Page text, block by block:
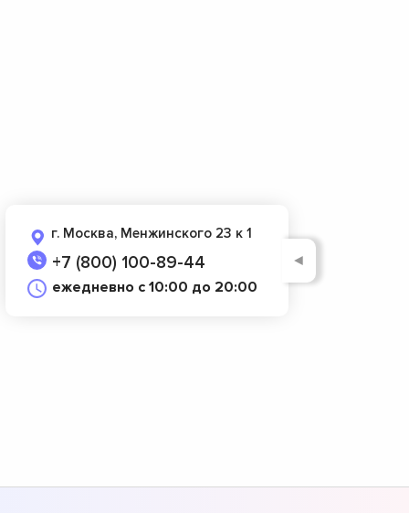
г. Москва, Менжинского 23 к 1
+7 (800) 100-89-44
ежедневно с 10:00 до 20:00
◄